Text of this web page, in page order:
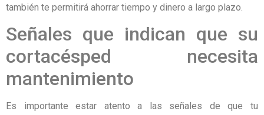
también te permitirá ahorrar tiempo y dinero a largo plazo.
Señales que indican que su
cortacésped necesita
mantenimiento
Es importante estar atento a las señales de que tu